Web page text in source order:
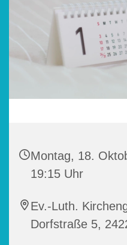
Montag, 18.
19:15 Uhr
Ev.-Luth.
Dorfstraße 5,